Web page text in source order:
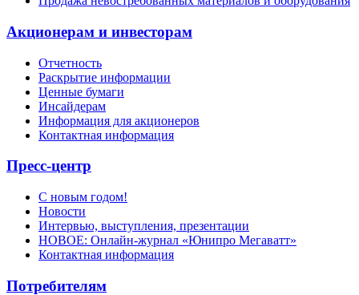
Акционерам и инвесторам
Отчетность
Раскрытие информации
Ценные бумаги
Инсайдерам
Информация для акционеров
Контактная информация
Пресс-центр
С новым годом!
Новости
Интервью, выступления, презентации
НОВОЕ: Онлайн-журнал «Юнипро Мегаватт»
Контактная информация
Потребителям